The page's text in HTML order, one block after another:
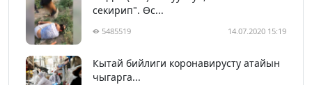
секирип". Өс...
5485519 14.07.2020 15:19
Кытай бийлиги коронавирусту атайын
чыгарга...